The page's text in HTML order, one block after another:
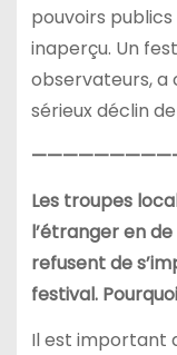
pouvoirs
inaperçu. Un
observateurs,
sérieux déclin
Les troupes
l’étranger en
refusent de
festival.
Il est important